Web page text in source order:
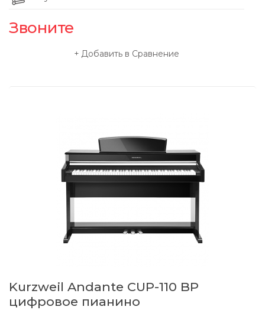
Звоните
Добавить в Сравнение
Kurzweil Andante CUP-110 BP
цифровое пианино